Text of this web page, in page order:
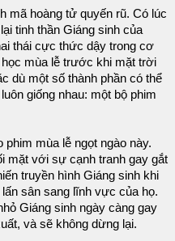
mã hoàng tử quyến rũ. Có lúc
tinh thần Giáng sinh của
thái cực thức dậy trong cơ
mùa lễ trước khi mặt trời
dù một số thành phần có thể
giống nhau: một bộ phim
mùa lễ ngọt ngào này.
mặt với sự cạnh tranh gay gắt
truyền hình Giáng sinh khi
sân sang lĩnh vực của họ.
Giáng sinh ngày càng gay
và sẽ không dừng lại.